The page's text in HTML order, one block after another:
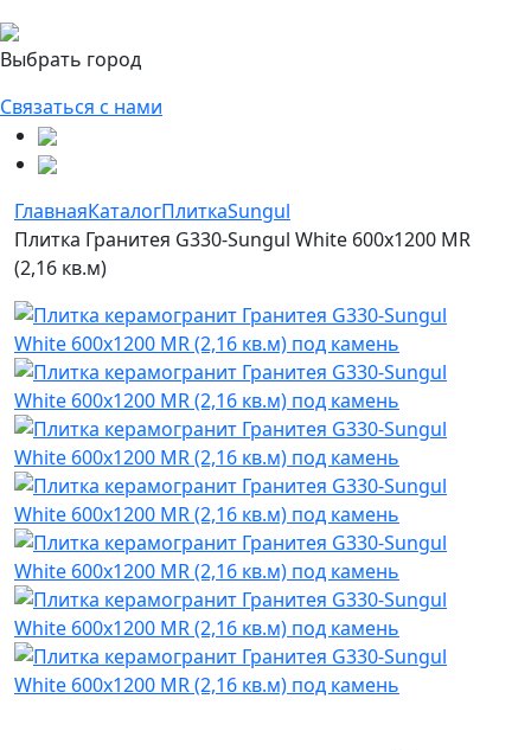
Выбрать город
Связаться с нами
ГлавнаяКаталогПлиткаSungul
Плитка Гранитея G330-Sungul White 600х1200 MR
(2,16 кв.м)